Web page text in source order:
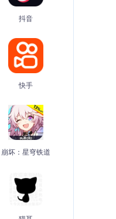
抖音
快手
崩坏：星穹铁道